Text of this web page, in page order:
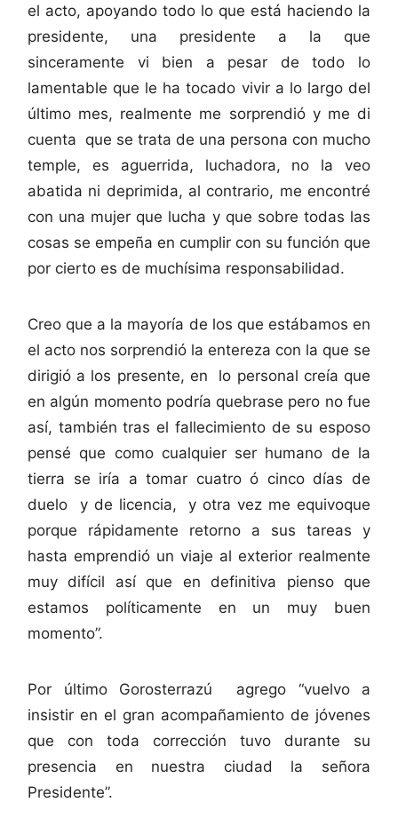
el acto, apoyando todo lo que está haciendo la
presidente, una presidente a la que
sinceramente vi bien a pesar de todo lo
lamentable que le ha tocado vivir a lo largo del
último mes, realmente me sorprendió y me di
cuenta que se trata de una persona con mucho
temple, es aguerrida, luchadora, no la veo
abatida ni deprimida, al contrario, me encontré
con una mujer que lucha y que sobre todas las
cosas se empeña en cumplir con su función que
por cierto es de muchísima responsabilidad.
Creo que a la mayoría de los que estábamos en
el acto nos sorprendió la entereza con la que se
dirigió a los presente, en lo personal creía que
en algún momento podría quebrase pero no fue
así, también tras el fallecimiento de su esposo
pensé que como cualquier ser humano de la
tierra se iría a tomar cuatro ó cinco días de
duelo y de licencia, y otra vez me equivoque
porque rápidamente retorno a sus tareas y
hasta emprendió un viaje al exterior realmente
muy difícil así que en definitiva pienso que
estamos políticamente en un muy buen
momento”.
Por último Gorosterrazú agrego “vuelvo a
insistir en el gran acompañamiento de jóvenes
que con toda corrección tuvo durante su
presencia en nuestra ciudad la señora
Presidente”.